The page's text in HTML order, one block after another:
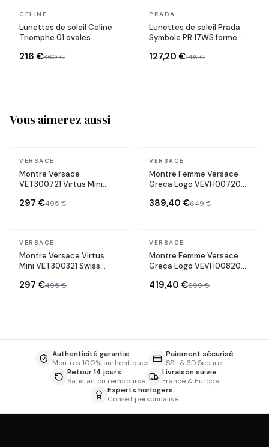
En stock
CELINE
Lunettes de soleil Celine
Triomphe 01 ovales
216 €360 €
En stock
PRADA
Lunettes de soleil Prada
Symbole PR 17WS forme
127,20 €146 €
Vous aimerez aussi
En stock
VERSACE
Montre Versace
VET300721 Virtus Mini
297 €495 €
En stock
VERSACE
Montre Femme Versace
Greca Logo VEVH00720
cadran vert
389,40 €649 €
En stock
VERSACE
Montre Versace Virtus
Mini VET300321 Swiss
inoxydable
297 €495 €
En stock
VERSACE
Montre Femme Versace
Greca Logo VEVH00820
cadran noir
419,40 €699 €
Authenticité garantie
Montres 100% authentiques
Paiement sécurisé
SSL & 3D Secure
Retour 14 jours
Satisfait ou remboursé
Livraison suivie
France & Europe
Experts horlogers
Conseil personnalisé